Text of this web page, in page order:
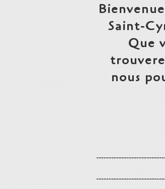
Saint-
Que
nous